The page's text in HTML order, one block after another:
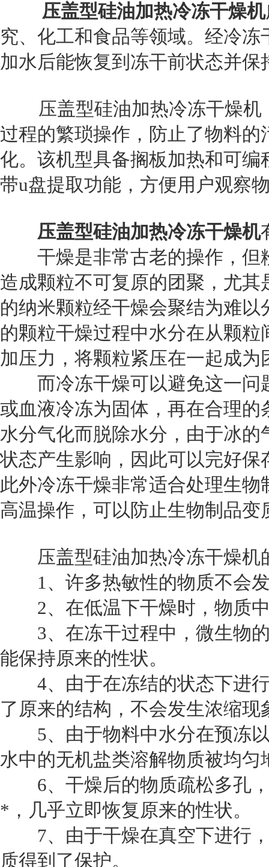
压盖型硅油加热冷冻干燥机
究、化工和食品等领域。经冷
加水后能恢复到冻干前状态并保
压盖型硅油加热冷冻干燥机
过程的繁琐操作，防止了物料
化。该机型具备搁板加热和可
带u盘提取功能，方便用户观察
压盖型硅油加热冷冻干燥机
干燥是非常古老的操作，但
造成颗粒不可复原的团聚，尤
的纳米颗粒经干燥会聚结为难
的颗粒干燥过程中水分在从颗
加压力，将颗粒紧压在一起成为
而冷冻干燥可以避免这一问
或血液冷冻为固体，再在合理
水分气化而脱除水分，由于冰
状态产生影响，因此可以完好
此外冷冻干燥非常适合处理生
高温操作，可以防止生物制品变
压盖型硅油加热冷冻干燥机
1、许多热敏性的物质不会发
2、在低温下干燥时，物质中
3、在冻干过程中，微生物的
能保持原来的性状。
4、由于在冻结的状态下进行
了原来的结构，不会发生浓缩现
5、由于物料中水分在预冻以
水中的无机盐类溶解物质被均匀
6、干燥后的物质疏松多孔，
*，几乎立即恢复原来的性状。
7、由于干燥在真空下进行，
质得到了保护。